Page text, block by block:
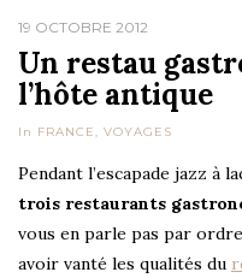
19 OCTOBRE 2012
Un restau
l’hôte antique
In FRANCE, VOYAGES
Pendant l’escapade jazz à
trois restaurants
vous en parle pas par
avoir vanté les qualités du